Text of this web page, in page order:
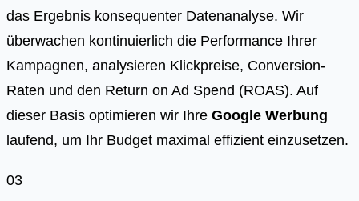
das Ergebnis konsequenter Datenanalyse. Wir
überwachen kontinuierlich die Performance Ihrer
Kampagnen, analysieren Klickpreise, Conversion-
Raten und den Return on Ad Spend (ROAS). Auf
dieser Basis optimieren wir Ihre Google Werbung
laufend, um Ihr Budget maximal effizient einzusetzen.
03